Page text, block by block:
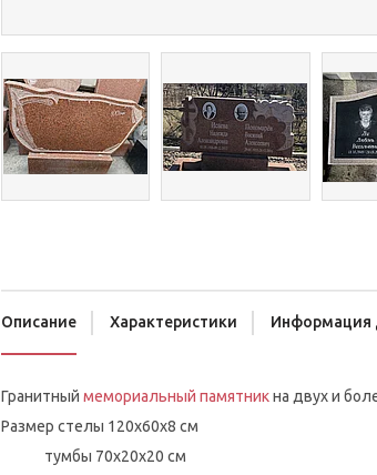
Описание Характеристики Информация
Гранитный мемориальный памятникна двух и
Размер стелы 120х60х8 см
тумбы 70х20х20 см